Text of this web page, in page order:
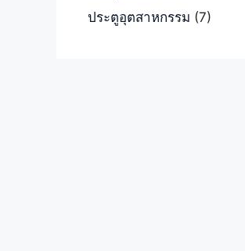
ประตูอุตสาหกรรม (7)